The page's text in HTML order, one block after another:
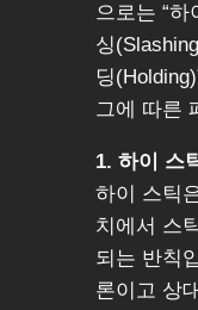
으로는 “하
싱
딩
그에 따른
1. 하이 스
하이 스틱
치에서 스
되는 반칙
론이고 상